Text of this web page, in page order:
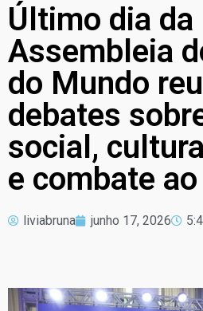
Último dia da
Assembleia
do Mundo
debates
social,
e combate
liviabruna junho 17, 2026